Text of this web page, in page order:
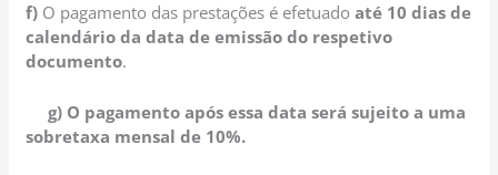
f) O pagamento das prestações é efetuadoaté 10 dias de
calendário da data de emissão do respetivo
documento.
g) O pagamento após essa data será sujeito a uma
sobretaxa mensal de 10%.